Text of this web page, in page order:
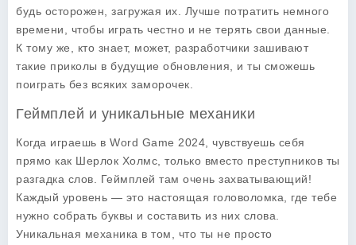
будь осторожен, загружая их. Лучше потратить немного
времени, чтобы играть честно и не терять свои данные.
К тому же, кто знает, может, разработчики зашивают
такие приколы в будущие обновления, и ты сможешь
поиграть без всяких заморочек.
Геймплей и уникальные механики
Когда играешь в Word Game 2024 , чувствуешь себя
прямо как Шерлок Холмс, только вместо преступников ты
разгадка слов. Геймплей там очень захватывающий!
Каждый уровень — это настоящая головоломка, где тебе
нужно собрать буквы и составить из них слова.
Уникальная механика в том, что ты не просто